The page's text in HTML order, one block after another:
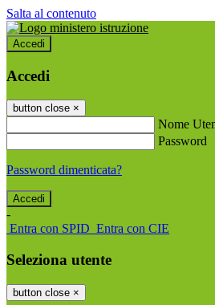
Salta al contenuto
Accedi
Accedi
button close ×
Nome
Password
Password dimenticata?
-
Entra con SPID Entra con CIE
Seleziona utente
button close ×